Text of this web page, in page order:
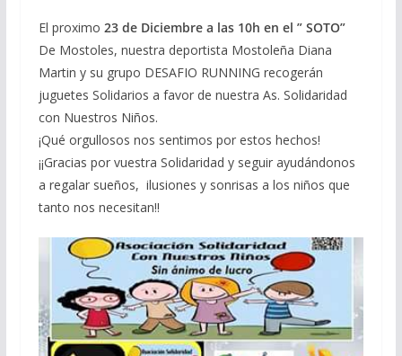
El proximo 23 de Diciembre a las 10h en el ” SOTO”
De Mostoles, nuestra deportista Mostoleña Diana
Martin y su grupo DESAFIO RUNNING recogerán
juguetes Solidarios a favor de nuestra As. Solidaridad
con Nuestros Niños.
¡Qué orgullosos nos sentimos por estos hechos!
¡¡Gracias por vuestra Solidaridad y seguir ayudándonos
a regalar sueños, ilusiones y sonrisas a los niños que
tanto nos necesitan!!